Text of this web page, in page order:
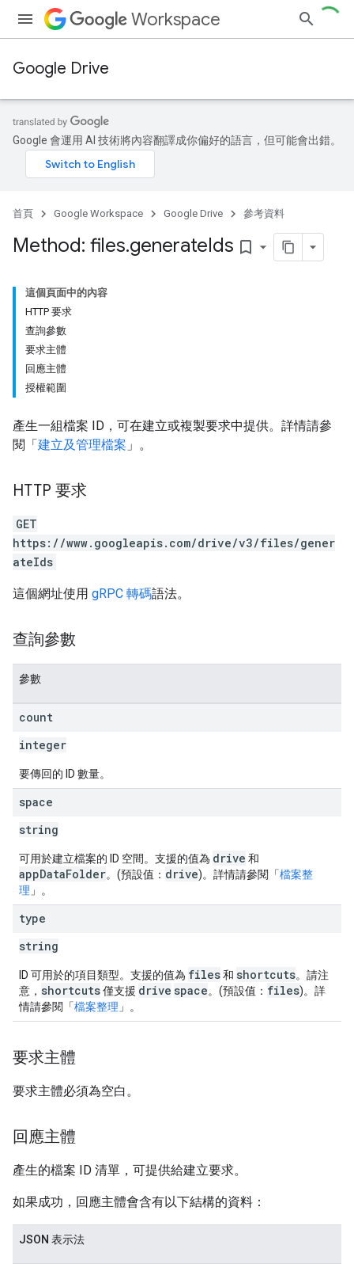
Workspace
Google Drive
Google 會運用 AI 技術將內容翻譯成你偏好的語言，但可能會出錯。
首頁 Google Workspace Google Drive 參考資料
Method: files.generateIds bookmark_border
這個頁面中的內容
HTTP 要求
查詢參數
要求主體
回應主體
授權範圍
產生一組檔案 ID，可在建立或複製要求中提供。詳情請參
閱「建立及管理檔案 」。
HTTP 要求
GET
https://www.googleapis.com/drive/v3/files/gener
ateIds
這個網址使用 gRPC 轉碼語法。
查詢參數
參數
count
integer
要傳回的 ID 數量。
space
string
可用於建立檔案的 ID 空間。支援的值為 drive 和
appDataFolder。(預設值： drive)。詳情請參閱「檔案整
理 」。
type
string
ID 可用於的項目類型。支援的值為 files和 shortcuts。請注
意， shortcuts僅支援 drive space。(預設值： files)。詳
情請參閱「檔案整理 」。
要求主體
要求主體必須為空白。
回應主體
產生的檔案 ID 清單，可提供給建立要求。
如果成功，回應主體會含有以下結構的資料：
JSON 表示法